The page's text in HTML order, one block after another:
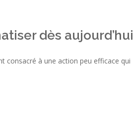
dès aujourd’hui
consacré à une action peu efficace qui